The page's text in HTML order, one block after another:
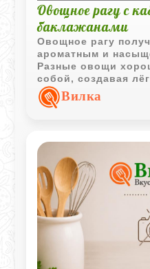
Овощное рагу с
баклажанами
Овощное рагу
ароматным и
Разные овощи
собой, создавая
домашнее блюдо.
Вилка